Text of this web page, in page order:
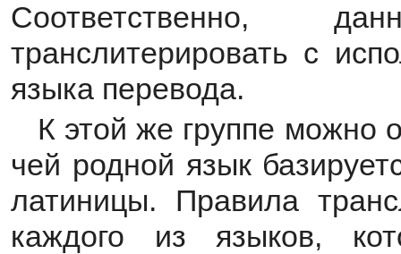
Соответственно,
транслитерировать с
языка перевода.
К этой же группе можно
чей родной язык
латиницы. Правила
каждого из языков,